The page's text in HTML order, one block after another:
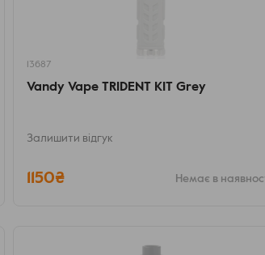
13687
Vandy Vape TRIDENT KIT Grey
Залишити відгук
1150₴ Немає в